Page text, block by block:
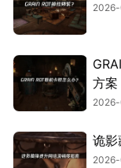
方案
诡影